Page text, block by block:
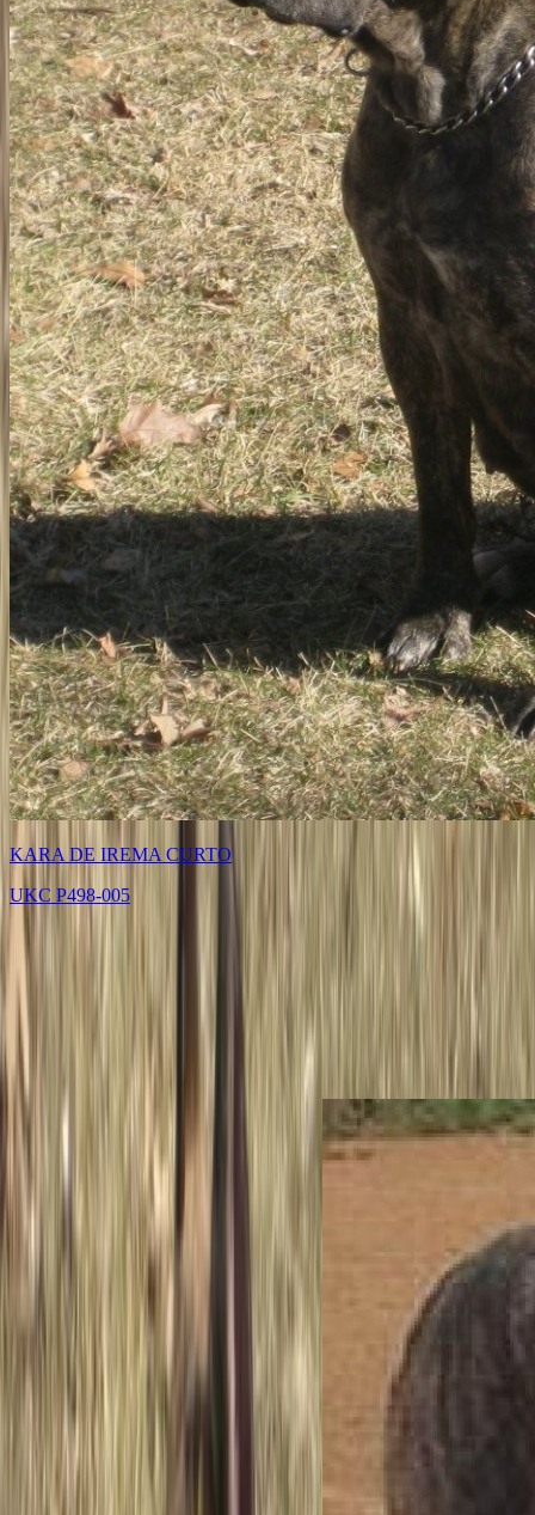
Escríbenos y te contamos más sobre este ejemplar y nuestra cría.
Solicitar información
Genealogía
El linaje deKARA DE IREMA CURTÓ
Cinco generaciones de su ascendencia, documentada y verificable.
La continuidad del Presa Canario auténtico, generación tras
generación.
KARA DE IREMA CURTO
UKC P498-005